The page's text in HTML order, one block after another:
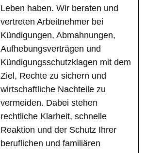
Leben haben. Wir beraten und
vertreten Arbeitnehmer bei
Kündigungen, Abmahnungen,
Aufhebungsverträgen und
Kündigungsschutzklagen mit dem
Ziel, Rechte zu sichern und
wirtschaftliche Nachteile zu
vermeiden. Dabei stehen
rechtliche Klarheit, schnelle
Reaktion und der Schutz Ihrer
beruflichen und familiären